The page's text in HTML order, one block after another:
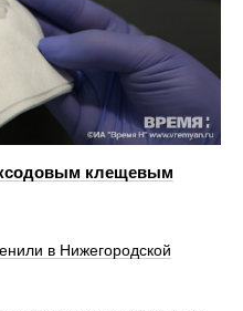
клещевым
в Нижегородской